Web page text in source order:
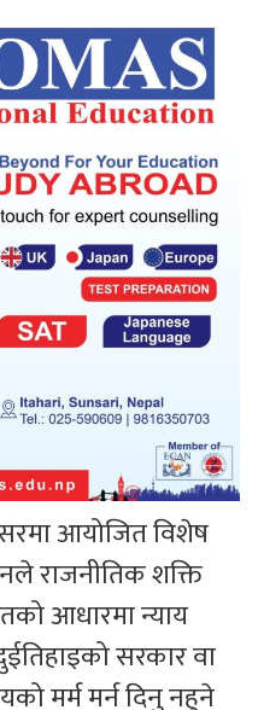
आयोजित विशेष
राजनीतिक शक्ति
आधारमा न्याय
सरकार वा
मर्म मर्न दिनु नहुने